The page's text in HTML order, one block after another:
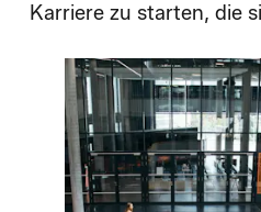
Blog
Karriere zu starten, die